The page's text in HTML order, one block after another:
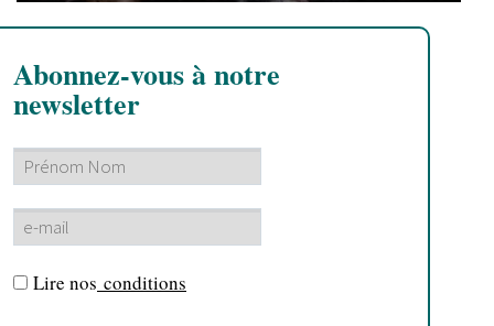
Abonnez-vous à notre
newsletter
Lire nos conditions